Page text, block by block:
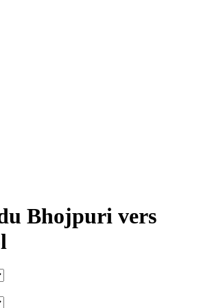
Bhojpuri vers